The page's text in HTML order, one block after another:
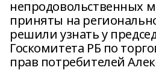
непродовольственных
приняты на
решили узнать у
Госкомитета РБ по
прав потребителей